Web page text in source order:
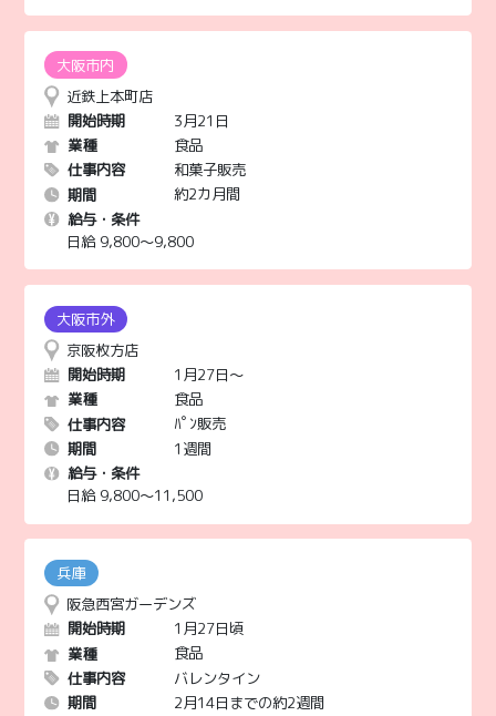
急募！近鉄あべのハルカス本店 1月2日～5日海鮮弁当販
売
2021/02/03
【北浜】 事務と配送のお仕事
2020/11/18
バレンタインの募集
2020/11/18
各地の百貨店で、販売員さん募集中
2020/09/23
涼しくなってきましたね。冬に向けて、お仕事が入ってき
ています。
2020/09/10
デイサービススタッフ募集！資格不問。
近鉄上本町店
開始時期
3月21日
業種
食品
仕事内容
和菓子販売
期間
約2カ月間
給与・条件
日給 9,800〜9,800
京阪枚方店
開始時期
1月27日～
業種
食品
仕事内容
ﾊﾟﾝ販売
期間
1週間
給与・条件
日給 9,800〜11,500
阪急西宮ガーデンズ
開始時期
1月27日頃
業種
食品
仕事内容
バレンタイン
期間
2月14日までの約2週間